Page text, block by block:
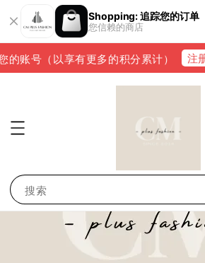
Shopping: 追踪您的订单
您信赖的商店
账号（以享有更多的积分累计） 注册
搜索